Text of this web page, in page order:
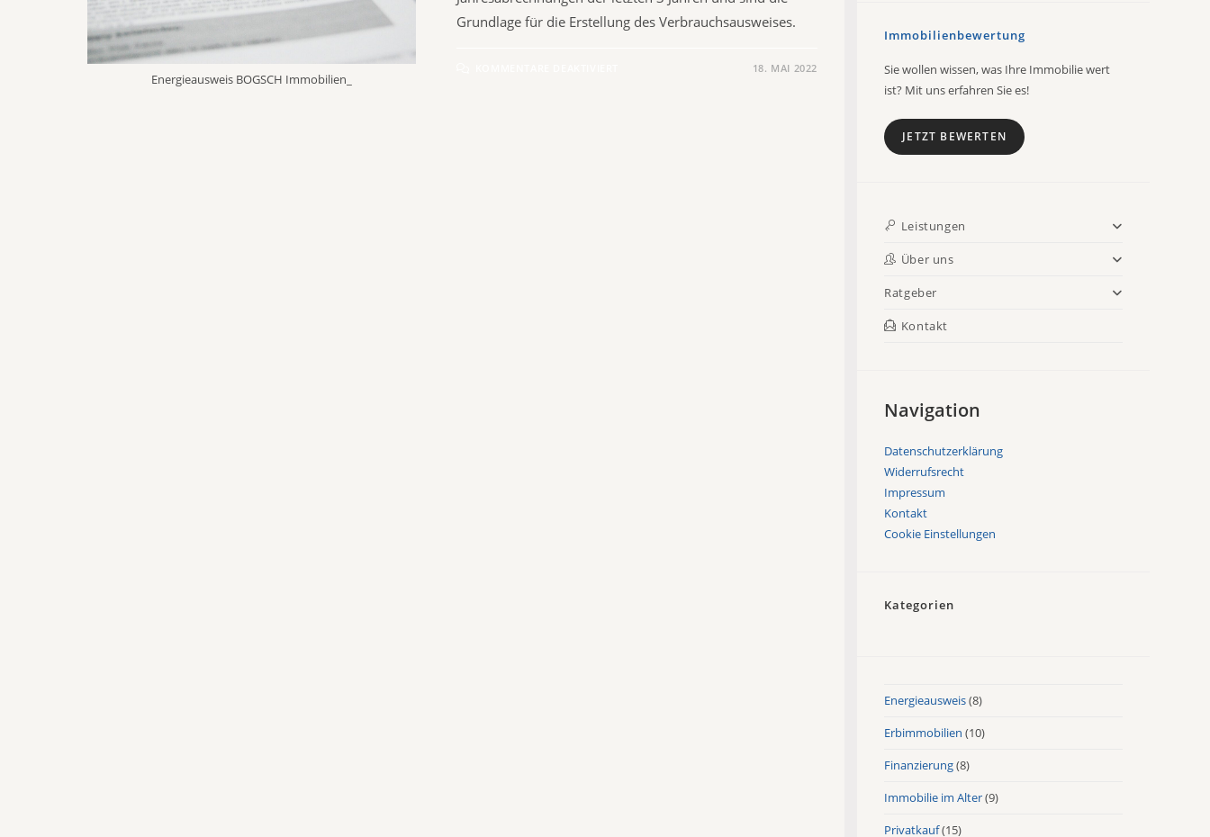
Energieausweis BOGSCH Immobilien_
Grundlage für die Erstellung des Verbrauchsausweises.
18. MAI 2022
Immobilienbewertung
Sie wollen wissen, was Ihre Immobilie wert
ist? Mit uns erfahren Sie es!
JETZT BEWERTEN
Leistungen
Über uns
Ratgeber
Kontakt
Navigation
Datenschutzerklärung
Widerrufsrecht
Impressum
Kontakt
Cookie Einstellungen
Kategorien
Energieausweis(8)
Erbimmobilien (10)
Finanzierung(8)
Immobilie im Alter(9)
Privatkauf(15)